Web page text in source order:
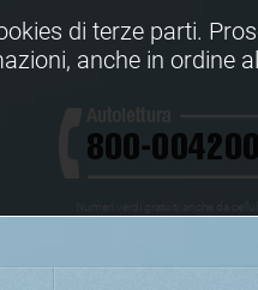
di terze parti.
anche in ordine